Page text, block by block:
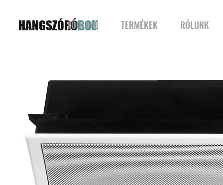
HANGSZÓRÓBOLT
FŐOLDAL TERMÉKEK RÓLUNK